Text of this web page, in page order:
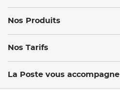
Nos Produits
Nos Tarifs
La Poste vous accompagne